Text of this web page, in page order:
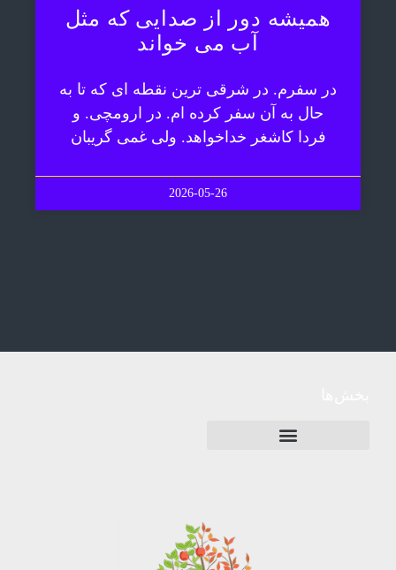
همیشه دور از صدایی که مثل
آب می خواند
در سفرم. در شرقی ترین نقطه ای که تا به
حال به آن سفر کرده ام. در ارومچی. و
فردا کاشغر خداخواهد. ولی غمی گریبان
2026-05-26